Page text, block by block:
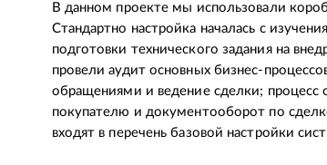
В данном проекте мы использовали
Стандартно настройка началась с
подготовки технического задания на
провели аудит основных бизнес-
обращениями и ведение сделки; процесс
покупателю и документооборот по
входят в перечень базовой настройки